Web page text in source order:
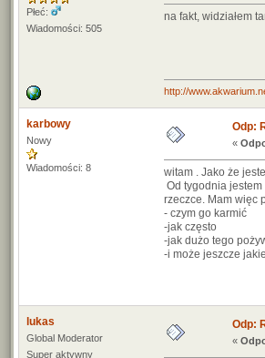
Płeć:
Wiadomości: 505
na fakt, widziałem
http://
karbowy
Nowy
Wiadomości: 8
Odp:
«
witam . Jako że
Od tygodnia
rzeczce. Mam więc
- czym go karmić
-jak często
-jak dużo tego
-i może jeszcze
lukas
Global Moderator
Super aktywny
Odp:
«